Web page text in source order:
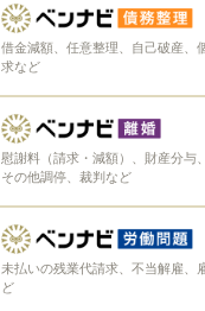
借金減額、任意整理、自己破産、
求など
慰謝料（請求・減額）、財産分与
その他調停、裁判など
未払いの残業代請求、不当解雇、
ど